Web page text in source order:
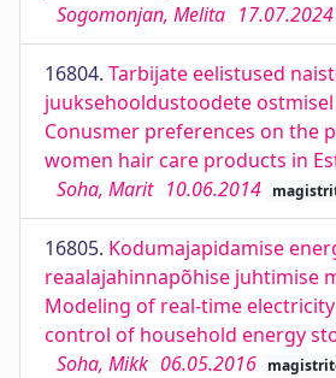
Sogomonjan, Melita 17.07.2024
16804. Tarbijate eelistused
juuksehooldustoodete ostmisel
Conusmer preferences on the
women hair care products in
Soha, Marit 10.06.2014
16805. Kodumajapidamise
reaalajahinnapõhise juhtimise
Modeling of real-time
control of household energy
Soha, Mikk 06.05.2016